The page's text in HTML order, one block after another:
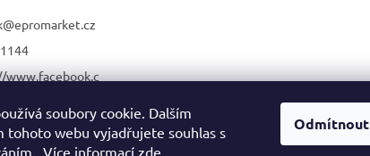
soubory cookie. Dalším
tohoto webu vyjadřujete souhlas s
Více informacízde
Odmítnout
y
v
i
@epromarket.cz
www.facebook.c